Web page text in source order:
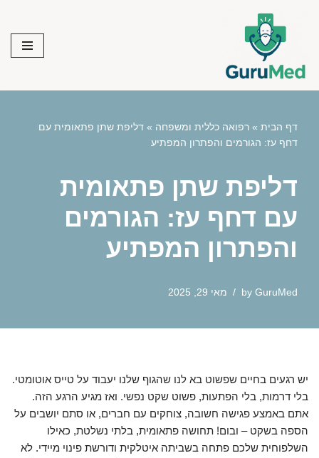
content
דף הבית » רפואה כללית ומשפחה » דליפת שתן פתאומית עם
דחף עז: הגורמים והפתרון המפתיע
דליפת שתן פתאומית
עם דחף עז: הגורמים
והפתרון המפתיע
by GuruMed מאי 29, 2025
יש רגעים בחיים שפשוט בא לנו שהגוף שלנו יעבוד על טייס אוטומטי.
בלי דרמות, בלי הפתעות, פשוט שקט נפשי. ואז מגיע הרגע הזה.
אתם באמצע פגישה חשובה, צוחקים עם חברים, או סתם יושבים על
הספה בשקט – ובום! תחושה פתאומית, בלתי נשלטת, כאילו
השלפוחית שלכם פתחה בשביתה איטלקית ודורשת פינוי מיידי. לא